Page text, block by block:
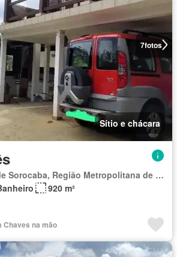
7fotos
Sítio e chácara
Região Imediata de Sorocaba, Região Metropolitana de Sorocaba
920 m²
Chaves na mão